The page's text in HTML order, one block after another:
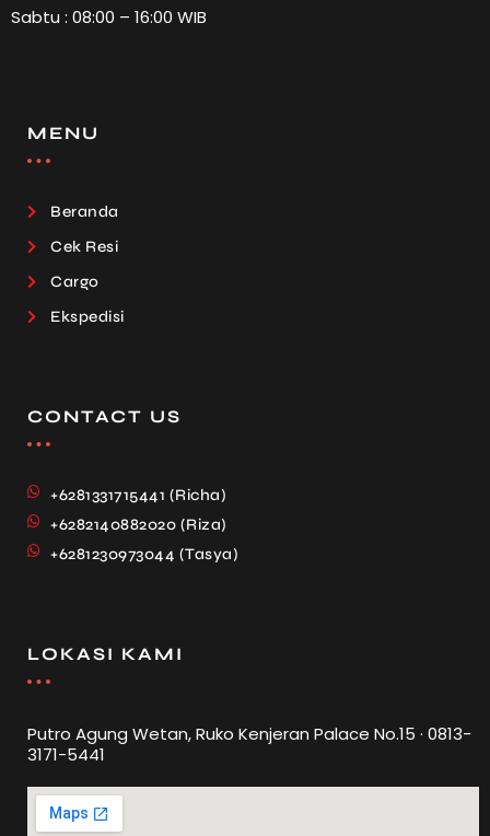
Sabtu : 08:00 – 16:00 WIB
MENU
Beranda
Cek Resi
Cargo
Ekspedisi
CONTACT US
+6281331715441 (Richa)
+6282140882020 (Riza)
+6281230973044 (Tasya)
LOKASI KAMI
Putro Agung Wetan, Ruko Kenjeran Palace No.15 · 0813-
3171-5441